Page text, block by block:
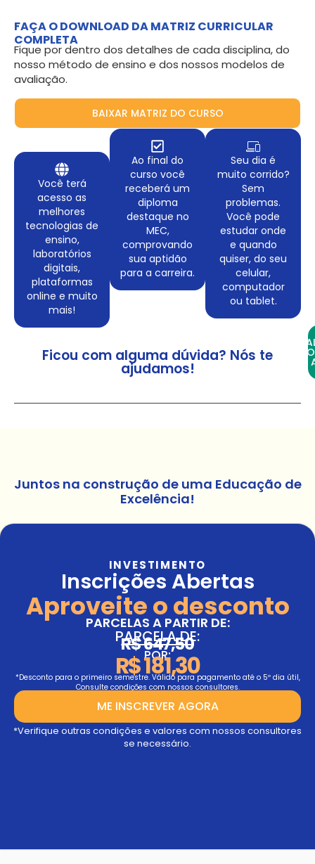
FAÇA O DOWNLOAD DA MATRIZ CURRICULAR
COMPLETA
Fique por dentro dos detalhes de cada disciplina, do
nosso método de ensino e dos nossos modelos de
avaliação.
BAIXAR MATRIZ DO CURSO
Você terá
acesso as
melhores
tecnologias de
ensino,
laboratórios
digitais,
plataformas
online e muito
mais!
Ao final do
curso você
receberá um
diploma
destaque no
MEC,
comprovando
sua aptidão
para a carreira.
Seu dia é
muito corrido?
Sem
problemas.
Você pode
estudar onde
e quando
quiser, do seu
celular,
computador
ou tablet.
Ficou com alguma dúvida? Nós te
ajudamos!
Juntos na construção de uma Educação de
Excelência!
INVESTIMENTO
Inscrições Abertas
Aproveite o desconto
PARCELAS A PARTIR DE:
PARCELA DE:
R$ 647,50
POR:
R$ 181,30
*Desconto para o primeiro semestre. Válido para pagamento até o 5º dia útil,
Consulte condições com nossos consultores.
ME INSCREVER AGORA
*Verifique outras condições e valores com nossos consultores
se necessário.